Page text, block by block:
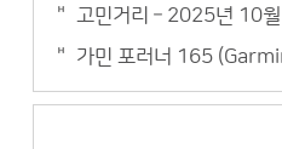
고민거리 – 2025년 10월
가민 포러너 165